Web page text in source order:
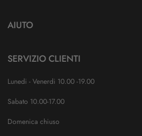
AIUTO
SERVIZIO CLIENTI
Lunedi - Venerdi 10.00 -19.00
Sabato 10.00-17.00
Domenica chiuso